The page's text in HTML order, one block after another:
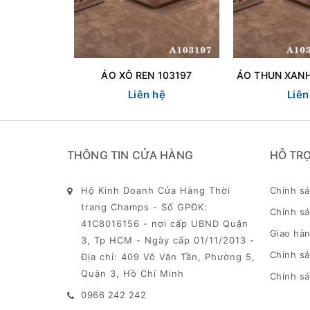
ÁO XÔ REN 103197
Liên hệ
THÔNG TIN CỬA HÀNG
Hộ Kinh Doanh Cửa Hàng Thời
trang Champs - Số GPĐK:
41C8016156 - nơi cấp UBND Quận
3, Tp HCM - Ngày cấp 01/11/2013 -
Địa chỉ: 409 Võ Văn Tần, Phường 5,
Quận 3, Hồ Chí Minh
0966 242 242
HỖ
Chính
Chính
Giao
Chính
Chính